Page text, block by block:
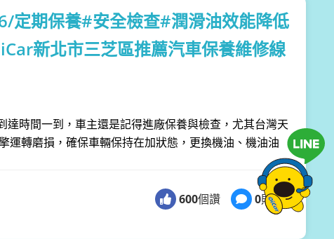
定期保養#安全檢查#潤滑油效能降低
新北市三芝區推薦汽車保養維修線
時間一到，車主還是記得進廠保養與檢查，尤其台灣天
運轉磨損，確保車輛保持在加狀態，更換機油、機油油
600個讚 0則留言